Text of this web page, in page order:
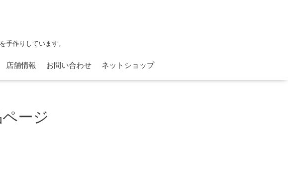
手作りしています。
店舗情報 お問い合わせ ネットショップ
ージ